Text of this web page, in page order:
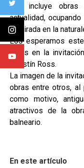
que incluye
actualidad,
inspirada en la
Los esperamos
horas en la
Agustín Ross.
La imagen de la
obras entre otros, al
como motivo,
atractivos de la
balneario.
En este artículo